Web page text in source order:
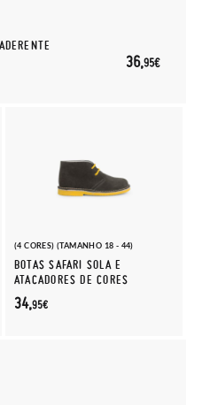
36,95€
(4 CORES) (TAMANHO 18 - 44)
BOTAS SAFARI SOLA E
ATACADORES DE CORES
34,95€